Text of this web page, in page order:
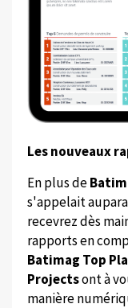
Les nouveaux
En plus de
s'appelait
recevrez dès
rapports en
Batimag Top
Projectsont à
manière